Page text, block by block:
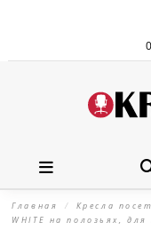
Главная Кресла
WHITE на полозьях,